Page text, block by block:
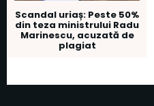
Scandal uriaș: Peste 50%
din teza ministrului Radu
Marinescu, acuzată de
plagiat